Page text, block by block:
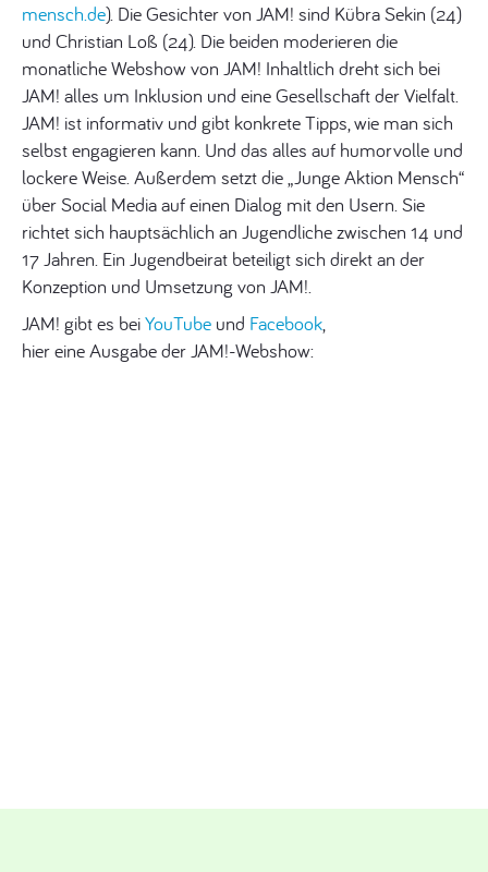
mensch.de). Die Gesichter von JAM! sind Kübra Sekin (24)
und Christian Loß (24). Die beiden moderieren die
monatliche Webshow von JAM! Inhaltlich dreht sich bei
JAM! alles um Inklusion und eine Gesellschaft der Vielfalt.
JAM! ist informativ und gibt konkrete Tipps, wie man sich
selbst engagieren kann. Und das alles auf humorvolle und
lockere Weise. Außerdem setzt die „Junge Aktion Mensch“
über Social Media auf einen Dialog mit den Usern. Sie
richtet sich hauptsächlich an Jugendliche zwischen 14 und
17 Jahren. Ein Jugendbeirat beteiligt sich direkt an der
Konzeption und Umsetzung von JAM!.
JAM! gibt es beiYouTube und Facebook,
hier eine Ausgabe der JAM!-Webshow: